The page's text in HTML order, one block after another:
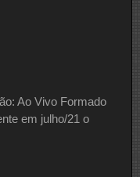
Ao Vivo Formado
em julho/21 o